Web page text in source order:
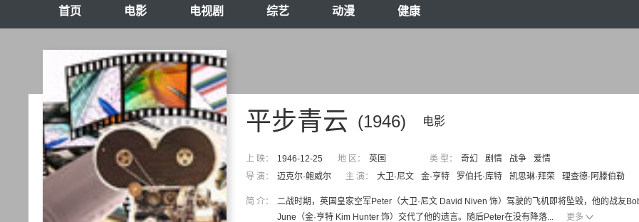
首页 电影 电视剧 综艺 动漫 健康
(1946) 电影
平步青云
上 映： 1946-12-25 地 区： 英国 类 型： 奇幻 剧情 战争
爱情
导 演：
迈克尔·鲍威尔 主 演： 大卫·尼文 金·亨特 罗伯托·库特 凯思琳·拜荣 理查德·阿滕伯勒
简 介：
二战时期，英国皇家空军Peter（大卫·尼文 David Niven 饰）驾驶的飞机即将坠毁，他的战友
June（金·亨特 Kim Hunter 饰）交代了他的遗言。随后Peter在没有降落...
更多